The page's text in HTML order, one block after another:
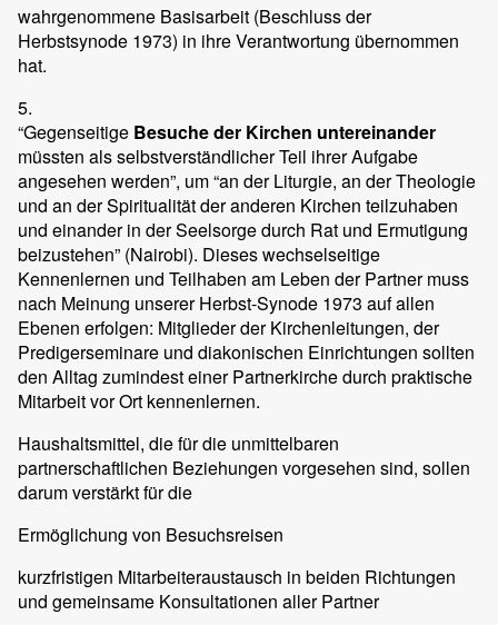
wahrgenommene Basisarbeit (Beschluss der
Herbstsynode 1973) in ihre Verantwortung übernommen
hat.
5.
“Gegenseitige Besuche der Kirchen untereinander
müssten als selbstverständlicher Teil ihrer Aufgabe
angesehen werden”, um “an der Liturgie, an der Theologie
und an der Spiritualität der anderen Kirchen teilzuhaben
und einander in der Seelsorge durch Rat und Ermutigung
beizustehen” (Nairobi). Dieses wechselseitige
Kennenlernen und Teilhaben am Leben der Partner muss
nach Meinung unserer Herbst-Synode 1973 auf allen
Ebenen erfolgen: Mitglieder der Kirchenleitungen, der
Predigerseminare und diakonischen Einrichtungen sollten
den Alltag zumindest einer Partnerkirche durch praktische
Mitarbeit vor Ort kennenlernen.
Haushaltsmittel, die für die unmittelbaren
partnerschaftlichen Beziehungen vorgesehen sind, sollen
darum verstärkt für die
Ermöglichung von Besuchsreisen
kurzfristigen Mitarbeiteraustausch in beiden Richtungen
und gemeinsame Konsultationen aller Partner